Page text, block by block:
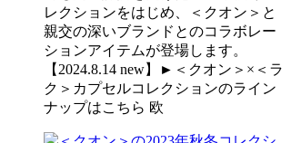
レクションをはじめ、＜クオン＞と
親交の深いブランドとのコラボレー
ションアイテムが登場します。
【2024.8.14 new】►＜クオン＞×＜ラ
ク＞カプセルコレクションのライン
ナップはこちら 欧